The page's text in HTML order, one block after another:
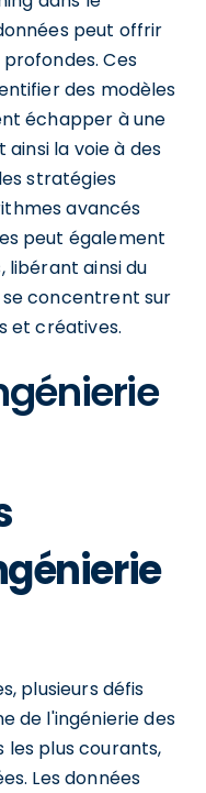
peut offrir
Ces
des modèles
échapper à une
la voie à des
stratégies
avancés
peut également
ainsi du
concentrent sur
et créatives.
plusieurs défis
de l'ingénierie des
les plus courants,
Les données